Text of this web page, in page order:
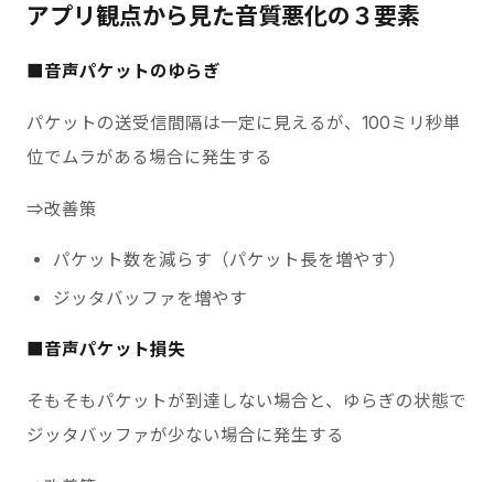
アプリ観点から見た音質悪化の３要素
■音声パケットのゆらぎ
パケットの送受信間隔は一定に見えるが、100ミリ秒単
位でムラがある場合に発生する
⇒改善策
パケット数を減らす（パケット長を増やす）
ジッタバッファを増やす
■音声パケット損失
そもそもパケットが到達しない場合と、ゆらぎの状態で
ジッタバッファが少ない場合に発生する